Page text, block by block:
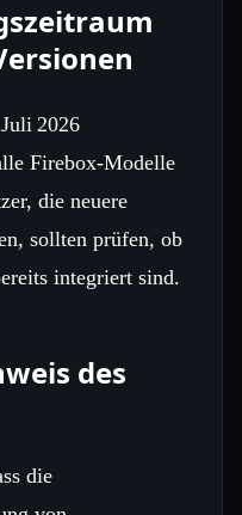
2026
Firebox‑Modelle
die neuere
sollten prüfen, ob
integriert sind.
des
die